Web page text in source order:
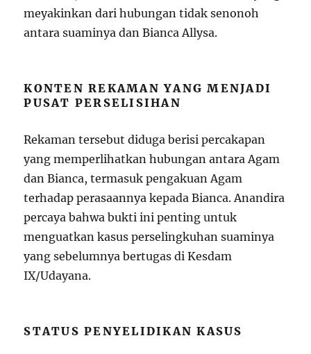
meyakinkan dari hubungan tidak senonoh
antara suaminya dan Bianca Allysa.
KONTEN REKAMAN YANG MENJADI
PUSAT PERSELISIHAN
Rekaman tersebut diduga berisi percakapan
yang memperlihatkan hubungan antara Agam
dan Bianca, termasuk pengakuan Agam
terhadap perasaannya kepada Bianca. Anandira
percaya bahwa bukti ini penting untuk
menguatkan kasus perselingkuhan suaminya
yang sebelumnya bertugas di Kesdam
IX/Udayana.
STATUS PENYELIDIKAN KASUS